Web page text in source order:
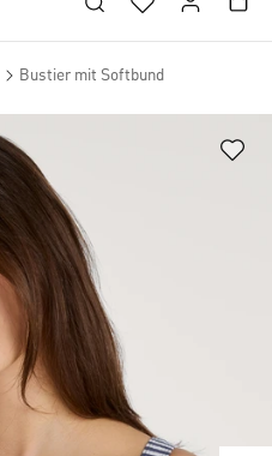
Bustier mit Softbund